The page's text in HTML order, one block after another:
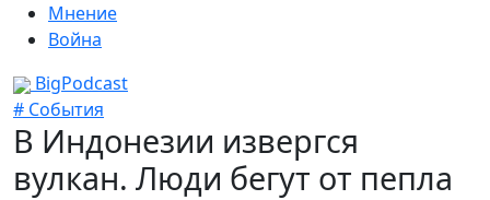
Мнение
Война
BigPodcast
# События
В Индонезии извергся
вулкан. Люди бегут от пепла